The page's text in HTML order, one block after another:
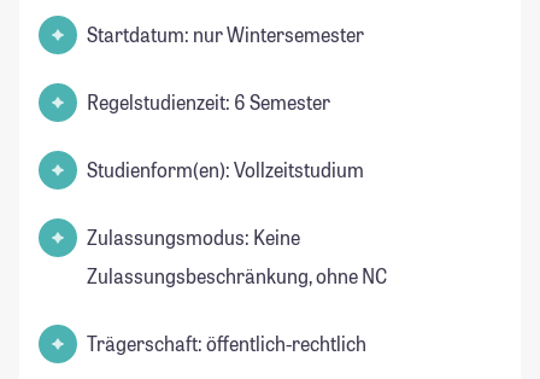
Startdatum: nur Wintersemester
Regelstudienzeit: 6 Semester
Studienform(en): Vollzeitstudium
Zulassungsmodus: Keine
Zulassungsbeschränkung, ohne NC
Trägerschaft: öffentlich-rechtlich